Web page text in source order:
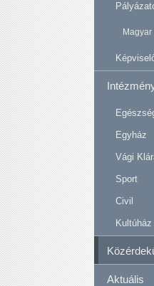
Egyház
Vági
Sport
Civil
Kultúház
Aktuális